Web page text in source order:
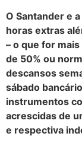
O Santander e
horas extras
– o que for
de 50% ou
descansos
sábado
instrumentos
acrescidas de
e respectiva